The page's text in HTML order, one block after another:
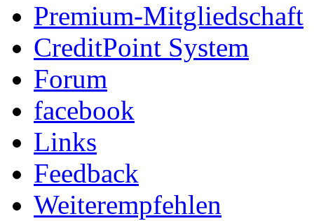
Premium-Mitgliedschaft
CreditPoint System
Forum
facebook
Links
Feedback
Weiterempfehlen